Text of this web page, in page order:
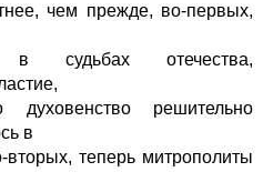
чем прежде, во-первых,
в судьбах отечества,
решительно
в
вторых, теперь митрополиты